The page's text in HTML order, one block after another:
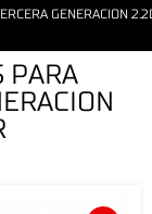
GENERACION
PARA